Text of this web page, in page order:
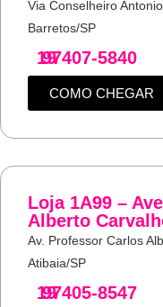
Via Conselheiro
Barretos/SP
19
97407-5840
COMO CHEGAR
Loja 1A99 –
Alberto
Av. Professor Carlos
Atibaia/SP
19
97405-8547